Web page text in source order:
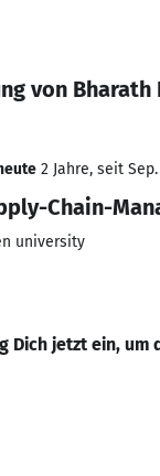
von Bharath
2 Jahre, seit
Chain-
university
Dich jetzt ein, um